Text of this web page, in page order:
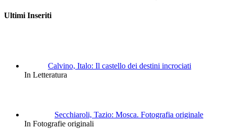
Ultimi Inseriti
Calvino, Italo: Il castello dei destini incrociati
In Letteratura
Secchiaroli, Tazio: Mosca. Fotografia originale
In Fotografie originali